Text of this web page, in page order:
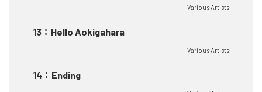
Various Artists
13 ： Hello Aokigahara
Various Artists
14 ： Ending